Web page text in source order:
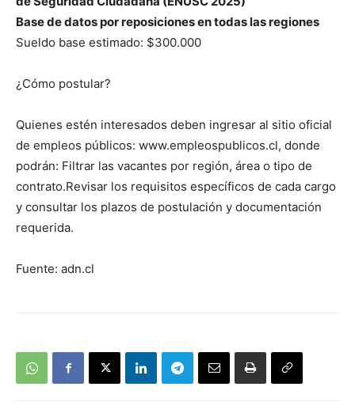
Base de datos por reposiciones en todas las regiones
Sueldo base estimado: $300.000
¿Cómo postular?
Quienes estén interesados deben ingresar al sitio oficial
de empleos públicos: www.empleospublicos.cl, donde
podrán: Filtrar las vacantes por región, área o tipo de
contrato.Revisar los requisitos específicos de cada cargo
y consultar los plazos de postulación y documentación
requerida.
Fuente: adn.cl